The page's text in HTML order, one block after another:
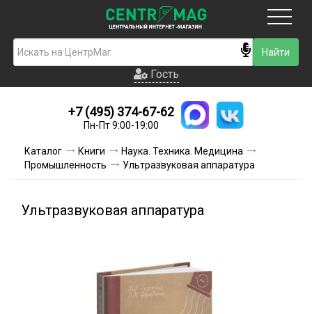
Гость
Новинки
Условия доставки
Контакты
Гость
+7 (495) 374-67-62
Пн-Пт 9:00-19:00
Каталог Книги
Наука. Техника. Медицина
Промышленность
Ультразвуковая аппаратура
Ультразвуковая аппаратура